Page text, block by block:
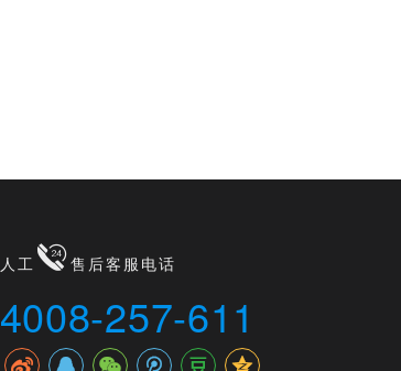
人工 售后客服电话
4008-257-611